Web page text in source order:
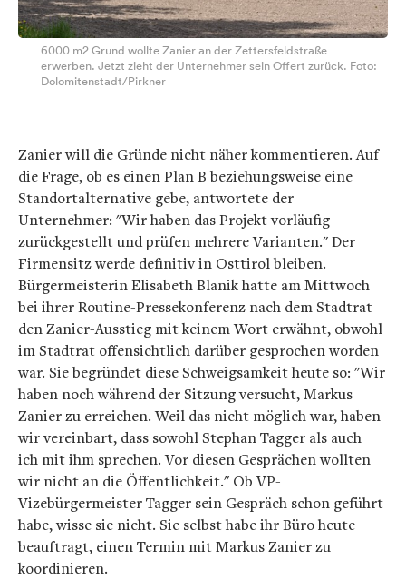
6000 m2 Grund wollte Zanier an der Zettersfeldstraße
erwerben. Jetzt zieht der Unternehmer sein Offert zurück. Foto:
Dolomitenstadt/Pirkner
Zanier will die Gründe nicht näher kommentieren. Auf
die Frage, ob es einen Plan B beziehungsweise eine
Standortalternative gebe, antwortete der
Unternehmer: "Wir haben das Projekt vorläufig
zurückgestellt und prüfen mehrere Varianten." Der
Firmensitz werde definitiv in Osttirol bleiben.
Bürgermeisterin Elisabeth Blanik hatte am Mittwoch
bei ihrer Routine-Pressekonferenz nach dem Stadtrat
den Zanier-Ausstieg mit keinem Wort erwähnt, obwohl
im Stadtrat offensichtlich darüber gesprochen worden
war. Sie begründet diese Schweigsamkeit heute so: "Wir
haben noch während der Sitzung versucht, Markus
Zanier zu erreichen. Weil das nicht möglich war, haben
wir vereinbart, dass sowohl Stephan Tagger als auch
ich mit ihm sprechen. Vor diesen Gesprächen wollten
wir nicht an die Öffentlichkeit." Ob VP-
Vizebürgermeister Tagger sein Gespräch schon geführt
habe, wisse sie nicht. Sie selbst habe ihr Büro heute
beauftragt, einen Termin mit Markus Zanier zu
koordinieren.